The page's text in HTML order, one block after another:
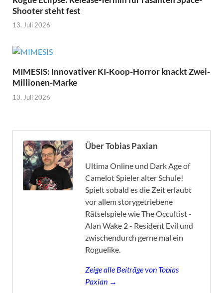
Shooter steht fest
13. Juli 2026
MIMESIS: Innovativer KI-Koop-Horror knackt Zwei-
Millionen-Marke
13. Juli 2026
Über Tobias Paxian
Ultima Online und Dark Age of
Camelot Spieler alter Schule!
Spielt sobald es die Zeit erlaubt
vor allem storygetriebene
Rätselspiele wie The Occultist -
Alan Wake 2 - Resident Evil und
zwischendurch gerne mal ein
Roguelike.
Zeige alle Beiträge von Tobias
Paxian →